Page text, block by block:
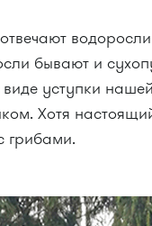
бывают и
уступки
Хотя
грибами.